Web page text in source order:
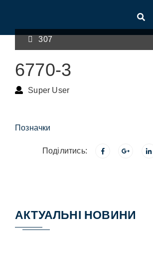
307
6770-3
Super User
Позначки
Поділитись:
АКТУАЛЬНІ НОВИНИ